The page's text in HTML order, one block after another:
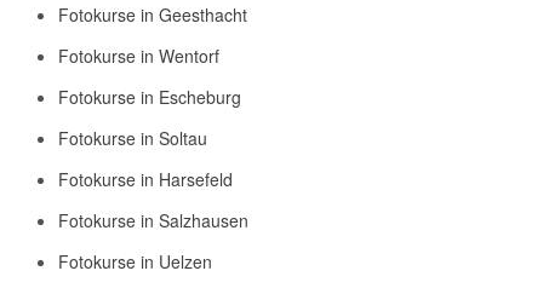
Fotokurse in Geesthacht
Fotokurse in Wentorf
Fotokurse in Escheburg
Fotokurse in Soltau
Fotokurse in Harsefeld
Fotokurse in Salzhausen
Fotokurse in Uelzen